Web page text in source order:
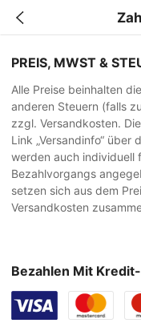
PREIS, MWST &
Alle Preise beinhalten
anderen Steuern (falls
zzgl. Versandkosten.
Link „Versandinfo“
werden auch individuell
Bezahlvorgangs
setzen sich aus dem
Versandkosten
Bezahlen Mit